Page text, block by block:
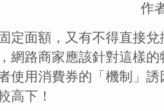
作
定面額，又有不得直接兌
網路商家應該針對這樣的
使用消費券的「機制」誘
高下！